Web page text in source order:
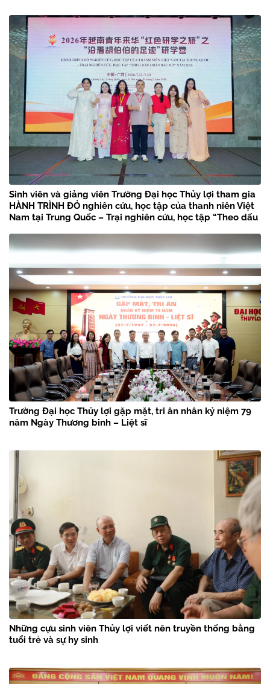
Sinh viên và giảng viên Trường Đại học Thủy lợi tham gia
HÀNH TRÌNH ĐỎ nghiên cứu, học tập của thanh niên Việt
Nam tại Trung Quốc – Trại nghiên cứu, học tập “Theo dấu
Trường Đại học Thủy lợi gặp mặt, tri ân nhân kỷ niệm 79
năm Ngày Thương binh – Liệt sĩ
Những cựu sinh viên Thủy lợi viết nên truyền thống bằng
tuổi trẻ và sự hy sinh